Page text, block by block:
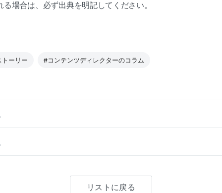
場合は、必ず出典を明記してください。
トーリー #コンテンツディレクターのコラム
リストに戻る